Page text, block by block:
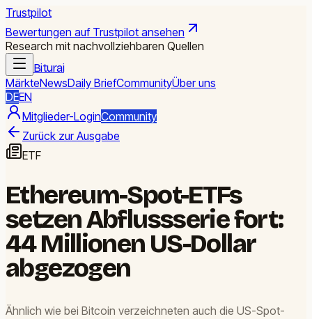
Trustpilot
Bewertungen auf Trustpilot ansehen
Research mit nachvollziehbaren Quellen
Biturai
MärkteNewsDaily BriefCommunityÜber uns
DEEN
Mitglieder-LoginCommunity
Zurück zur Ausgabe
ETF
Ethereum-Spot-ETFs
setzen Abflussserie fort:
44 Millionen US-Dollar
abgezogen
Ähnlich wie bei Bitcoin verzeichneten auch die US-Spot-